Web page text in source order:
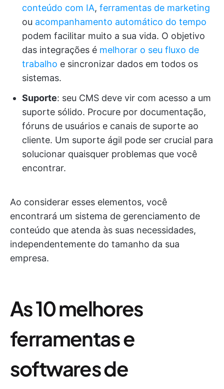
conteúdo com IA, ferramentas de marketing
ou acompanhamento automático do tempo
podem facilitar muito a sua vida. O objetivo
das integrações é melhorar o seu fluxo de
trabalho e sincronizar dados em todos os
sistemas.
Suporte: seu CMS deve vir com acesso a um
suporte sólido. Procure por documentação,
fóruns de usuários e canais de suporte ao
cliente. Um suporte ágil pode ser crucial para
solucionar quaisquer problemas que você
encontrar.
Ao considerar esses elementos, você
encontrará um sistema de gerenciamento de
conteúdo que atenda às suas necessidades,
independentemente do tamanho da sua
empresa.
As 10 melhores
ferramentas e
softwares de